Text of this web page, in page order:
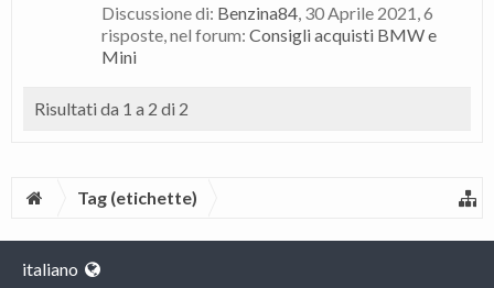
Discussione di: Benzina84, 30 Aprile 2021, 6
risposte, nel forum: Consigli acquisti BMW e
Mini
Risultati da 1 a 2 di 2
Tag (etichette)
italiano